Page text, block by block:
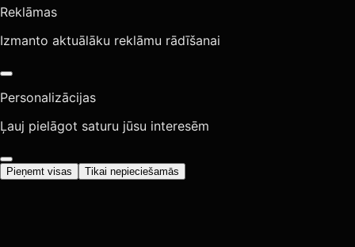
Reklāmas
Izmanto aktuālāku reklāmu rādīšanai
Personalizācijas
Ļauj pielāgot saturu jūsu interesēm
Pieņemt visas Tikai nepieciešamās